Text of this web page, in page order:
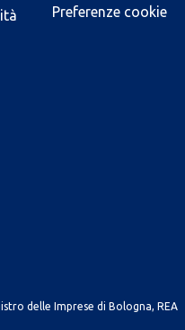
Preferenze cookie
delle Imprese di Bologna, REA